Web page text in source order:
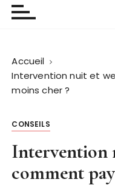
Accueil
Intervention nuit et
moins cher ?
CONSEILS
Intervention
comment